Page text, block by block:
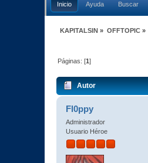
Inicio Ayuda Buscar
KAPITALSIN » OFFTOPIC»
Páginas: [1]
Autor
Fl0ppy
Administrador
Usuario Héroe